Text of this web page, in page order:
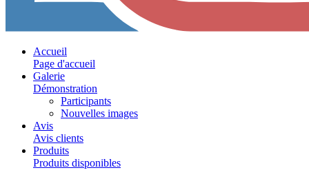
Accueil
Page d'accueil
Galerie
Démonstration
Participants
Nouvelles images
Avis
Avis clients
Produits
Produits disponibles